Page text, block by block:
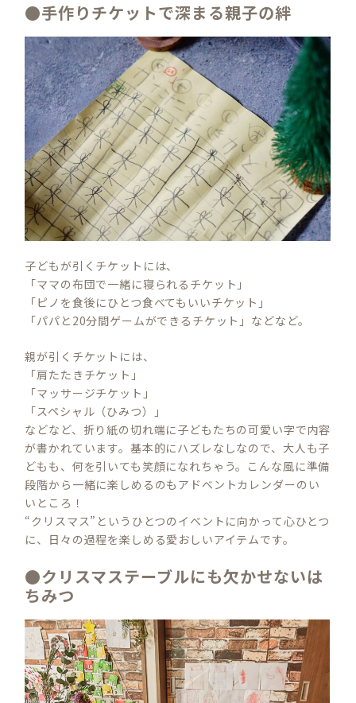
●手作りチケットで深まる親子の絆
子どもが引くチケットには、
「ママの布団で一緒に寝られるチケット」
「ピノを食後にひとつ食べてもいいチケット」
「パパと20分間ゲームができるチケット」などなど。
親が引くチケットには、
「肩たたきチケット」
「マッサージチケット」
「スペシャル（ひみつ）」
などなど、折り紙の切れ端に子どもたちの可愛い字で内容
が書かれています。基本的にハズレなしなので、大人も子
どもも、何を引いても笑顔になれちゃう。こんな風に準備
段階から一緒に楽しめるのもアドベントカレンダーのい
いところ！
“クリスマス”というひとつのイベントに向かって心ひとつ
に、日々の過程を楽しめる愛おしいアイテムです。
●クリスマステーブルにも欠かせないは
ちみつ